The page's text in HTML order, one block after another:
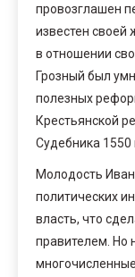
провозглашен
известен своей
в отношении
Грозный был
полезных
Крестьянской
Судебника 1550
Молодость
политических
власть, что
правителем. Но